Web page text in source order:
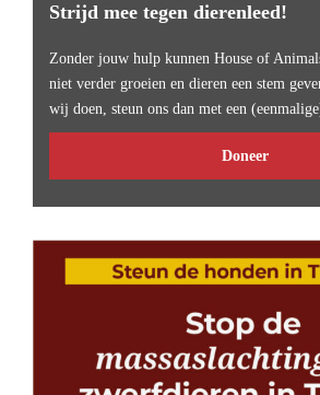
Strijd mee tegen dierenleed!
Zonder jouw hulp kunnen House of
niet verder groeien en dieren een stem
wij doen, steun ons dan met een
Doneer